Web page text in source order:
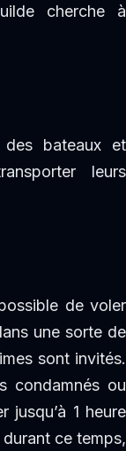
cherche à
bateaux et
leurs
de voler
une sorte de
sont invités.
condamnés ou
jusqu’à 1 heure
ce temps,